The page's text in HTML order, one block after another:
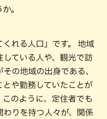
。
れる人口」です。 地域
している人や、観光で訪
の地域の出身である、
や勤務していたことが
のように、定住者でも
りを持つ人々が、関係